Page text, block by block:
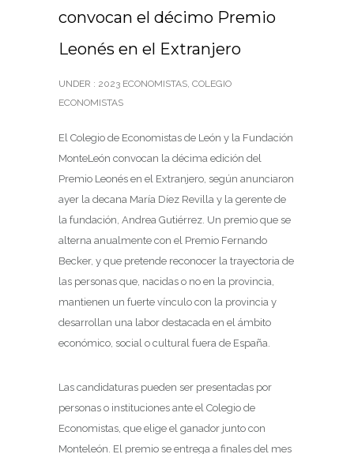
convocan el décimo Premio
Leonés en el Extranjero
UNDER : 2023 ECONOMISTAS, COLEGIO
ECONOMISTAS
El Colegio de Economistas de León y la Fundación
MonteLeón convocan la décima edición del
Premio Leonés en el Extranjero, según anunciaron
ayer la decana María Díez Revilla y la gerente de
la fundación, Andrea Gutiérrez. Un premio que se
alterna anualmente con el Premio Fernando
Becker, y que pretende reconocer la trayectoria de
las personas que, nacidas o no en la provincia,
mantienen un fuerte vínculo con la provincia y
desarrollan una labor destacada en el ámbito
económico, social o cultural fuera de España.
Las candidaturas pueden ser presentadas por
personas o instituciones ante el Colegio de
Economistas, que elige el ganador junto con
Monteleón. El premio se entrega a finales del mes